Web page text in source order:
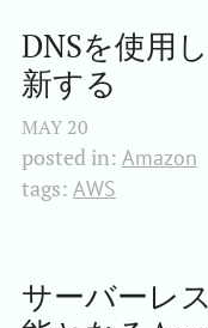
DNSを使用
新する
MAY 20
posted in: Amazon
tags: AWS
サーバーレ